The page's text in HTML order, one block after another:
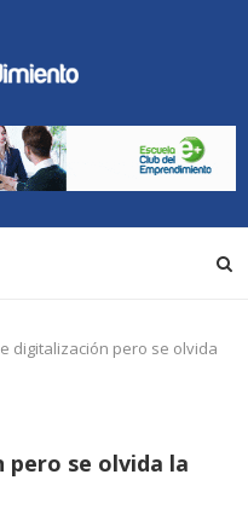
digitalización pero se olvida
pero se olvida la